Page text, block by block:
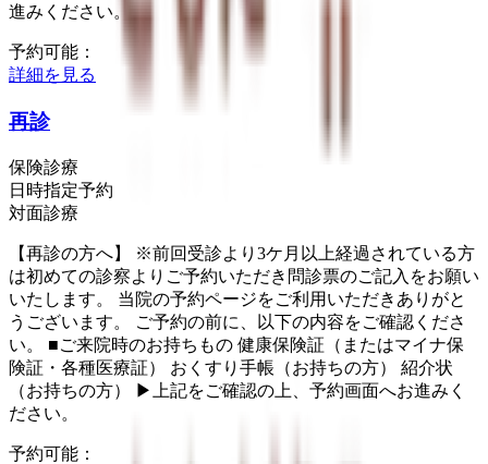
進みください。
予約可能：
詳細を見る
再診
保険診療
日時指定予約
対面診療
【再診の方へ】 ※前回受診より3ケ月以上経過されている方
は初めての診察よりご予約いただき問診票のご記入をお願い
いたします。 当院の予約ページをご利用いただきありがと
うございます。 ご予約の前に、以下の内容をご確認くださ
い。 ■ご来院時のお持ちもの 健康保険証（またはマイナ保
険証・各種医療証） おくすり手帳（お持ちの方） 紹介状
（お持ちの方） ▶上記をご確認の上、予約画面へお進みく
ださい。
予約可能：